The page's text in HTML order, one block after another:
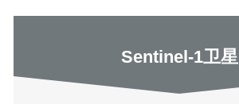
Sentinel-1卫星